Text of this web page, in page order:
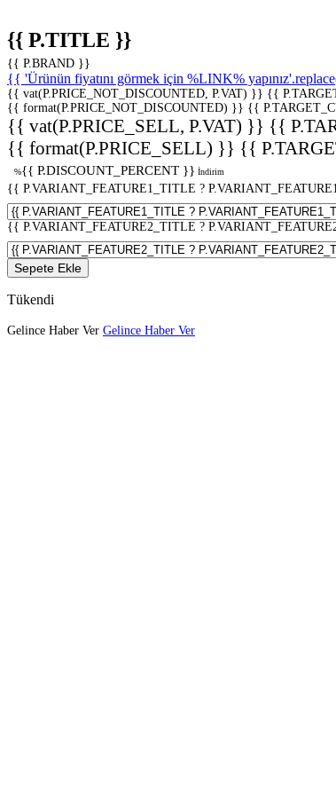
{{ P.TITLE }}
{{ P.BRAND }}
{{ 'Ürünün fiyatını görmek için %LINK%
{{ vat(P.PRICE_NOT_DISCOUNTED, P.VAT) }} {{
{{ format(P.PRICE_NOT_DISCOUNTED) }} {{
{{ vat(P.PRICE_SELL, P.VAT) }} {{
{{ format(P.PRICE_SELL) }} {{
%{{ P.DISCOUNT_PERCENT }} İndirim
{{ P.VARIANT_FEATURE1_TITLE ?
{{ P.VARIANT_FEATURE2_TITLE ?
Sepete Ekle
Tükendi
Gelince Haber Ver Gelince Haber Ver